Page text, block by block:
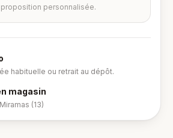
personnalisée.
habituelle ou retrait au dépôt.
magasin
(13)